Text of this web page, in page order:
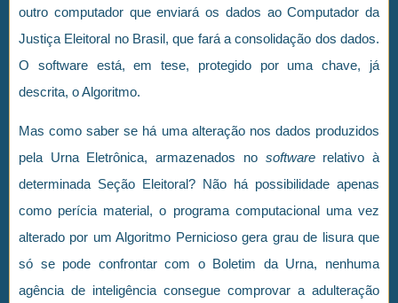
outro computador que enviará os dados ao Computador da
Justiça Eleitoral no Brasil, que fará a consolidação dos dados.
O software está, em tese, protegido por uma chave, já
descrita, o Algoritmo.
Mas como saber se há uma alteração nos dados produzidos
pela Urna Eletrônica, armazenados no softwarerelativo à
determinada Seção Eleitoral? Não há possibilidade apenas
como perícia material, o programa computacional uma vez
alterado por um Algoritmo Pernicioso gera grau de lisura que
só se pode confrontar com o Boletim da Urna, nenhuma
agência de inteligência consegue comprovar a adulteração